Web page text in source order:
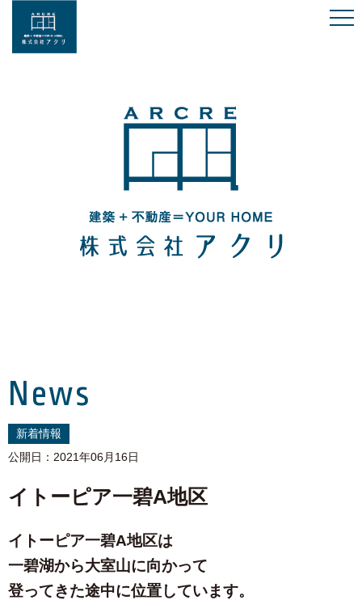
News
新着情報
公開日：2021年06月16日
イトーピア一碧A地区
イトーピア一碧A地区は
一碧湖から大室山に向かって
登ってきた途中に位置しています。